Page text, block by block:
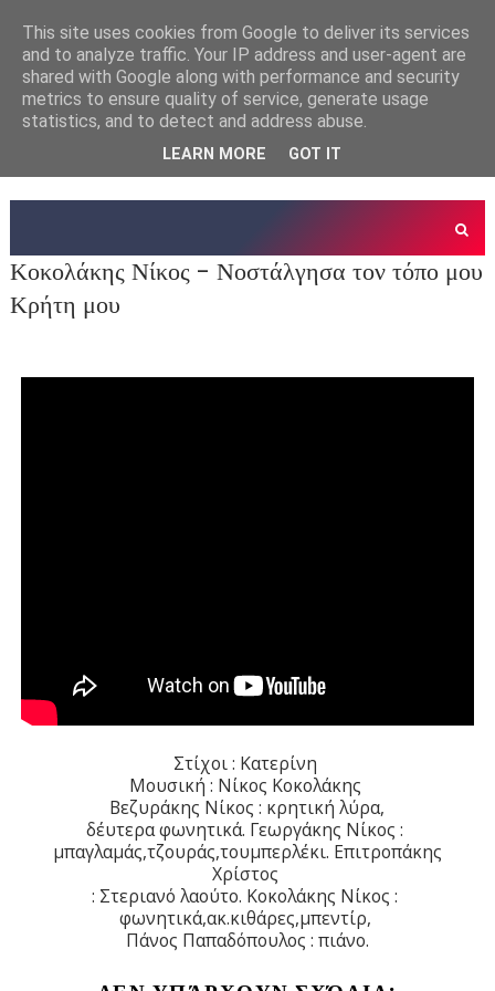
Κοκολάκης Νίκος - Νοστάλγησα τον τόπο μου
Κρήτη μου
Στίχοι : Κατερίνη
Μουσική : Νίκος Κοκολάκης
Βεζυράκης Νίκος : κρητική λύρα,
δέυτερα φωνητικά. Γεωργάκης Νίκος :
μπαγλαμάς,τζουράς,τουμπερλέκι. Επιτροπάκης
Χρίστος
: Στεριανό λαούτο. Κοκολάκης Νίκος :
φωνητικά,ακ.κιθάρες,μπεντίρ,
Πάνος Παπαδόπουλος : πιάνο.
This site uses cookies from Google to deliver its services
and to analyze traffic. Your IP address and user-agent are
shared with Google along with performance and security
metrics to ensure quality of service, generate usage
statistics, and to detect and address abuse.
LEARN MORE GOT IT